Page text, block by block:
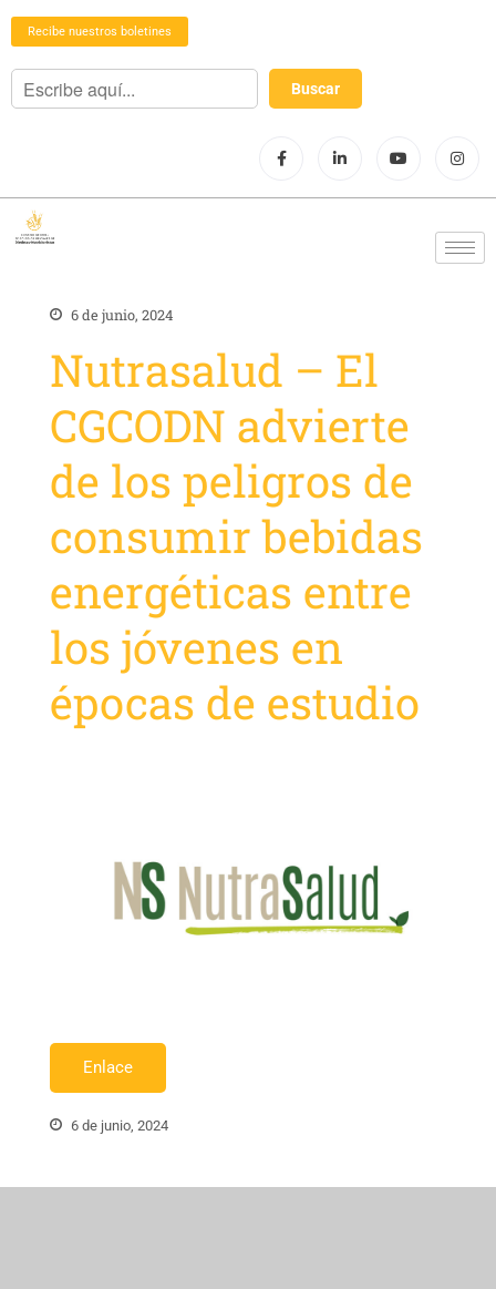
Recibe nuestros boletines
6 de junio, 2024
Nutrasalud – El
CGCODN advierte
de los peligros de
consumir bebidas
energéticas entre
los jóvenes en
épocas de estudio
Enlace
6 de junio, 2024